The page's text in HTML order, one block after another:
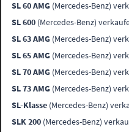
SL 60 AMG (Mercedes-Benz)
SL 600 (Mercedes-Benz)
SL 63 AMG (Mercedes-Benz)
SL 65 AMG (Mercedes-Benz)
SL 70 AMG (Mercedes-Benz)
SL 73 AMG (Mercedes-Benz)
SL-Klasse (Mercedes-Benz)
SLK 200 (Mercedes-Benz)